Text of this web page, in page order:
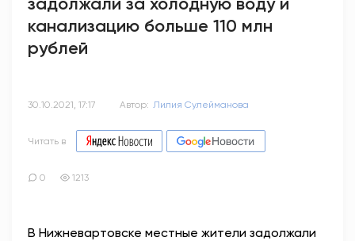
канализацию больше 110 млн
рублей
30.10.2021, 17:17 Автор: Лилия Сулейманова
Читать в
0 1213
В Нижневартовске местные жители задолжали